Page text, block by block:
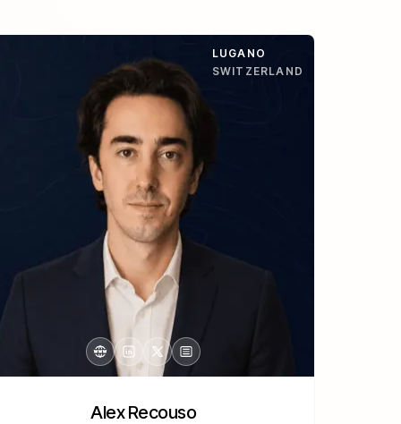
LUGANO
SWITZERLAND
Alex Recouso